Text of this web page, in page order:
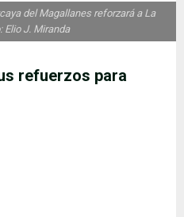
refuerzos para
del Magallanes reforzará a La
Elio J. Miranda